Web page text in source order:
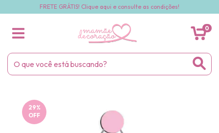
FRETE GRÁTIS! Clique aqui e consulte as condições!
0
29%
OFF